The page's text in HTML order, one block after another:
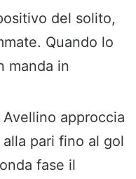
del solito,
Quando lo
manda in
approccia
pari fino al gol
fase il